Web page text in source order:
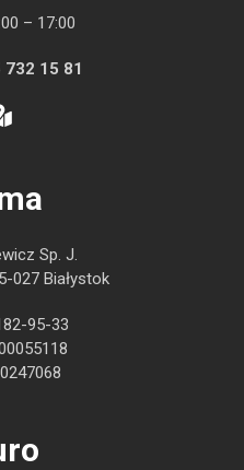
– 17:00
732 15 81
Sp. J.
027 Białystok
95-33